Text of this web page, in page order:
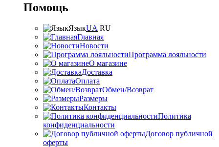
Помощь
ЯзыкUA RU
Главная
Новости
Программа лояльности
О магазине
Доставка
Оплата
Обмен/Возврат
Размеры
Контакты
Политика
конфиденциальности
Договор публичной
оферты